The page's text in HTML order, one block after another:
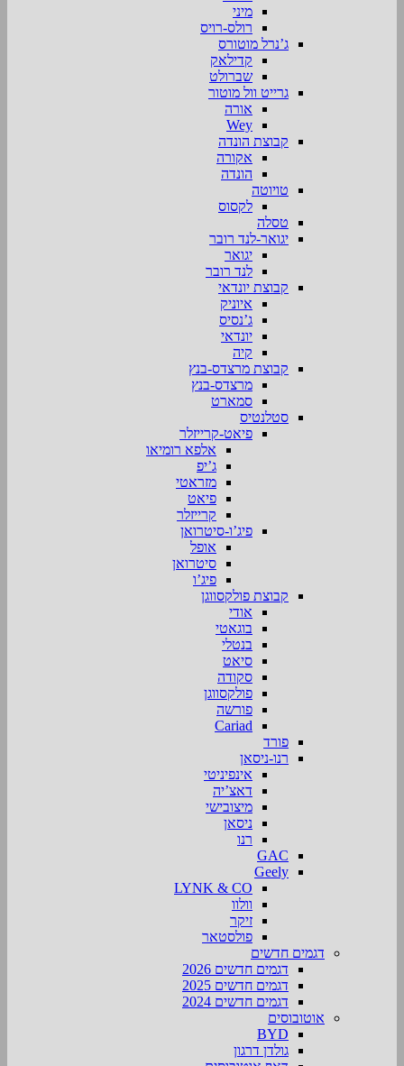
מיני
רולס-רויס
ג’נרל מוטורס
קדילאק
שברולט
גרייט וול מוטור
אורה
Wey
קבוצת הונדה
אקורה
הונדה
טויוטה
לקסוס
טסלה
יגואר-לנד רובר
יגואר
לנד רובר
קבוצת יונדאי
איוניק
ג’נסיס
יונדאי
קיה
קבוצת מרצדס-בנץ
מרצדס-בנץ
סמארט
סטלנטיס
פיאט-קרייזלר
אלפא רומיאו
ג’יפ
מזראטי
פיאט
קרייזלר
פיג’ו-סיטרואן
אופל
סיטרואן
פיג’ו
קבוצת פולקסווגן
אודי
בוגאטי
בנטלי
סיאט
סקודה
פולקסווגן
פורשה
Cariad
פורד
רנו-ניסאן
אינפיניטי
דאצ’יה
מיצובישי
ניסאן
רנו
GAC
Geely
LYNK & CO
וולוו
זיקר
פולסטאר
דגמים חדשים
דגמים חדשים 2026
דגמים חדשים 2025
דגמים חדשים 2024
אוטובוסים
BYD
גולדן דרגון